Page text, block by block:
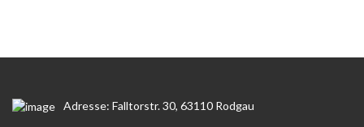
Adresse: Falltorstr. 30, 63110 Rodgau